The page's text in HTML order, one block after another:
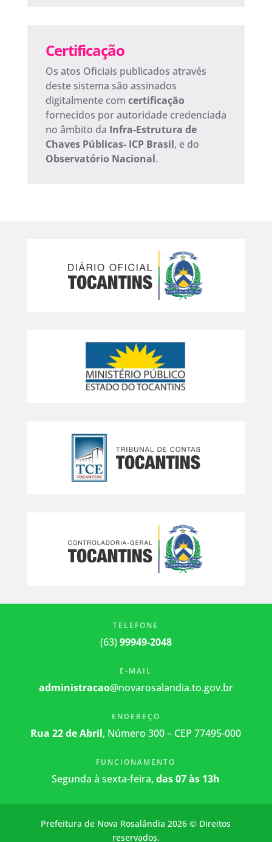
Certificação
Os atos Oficiais publicados através
deste sistema são assinados
digitalmente com certificação
fornecidos por autoridade credenciada
no âmbito da Infra-Estrutura de
Chaves Públicas- ICP Brasil, e do
Observatório Nacional.
TELEFONE
(63)99949-2048
E-MAIL
administracao@novarosalandia.to.gov.br
ENDEREÇO
Rua 22 de Abril, Número 300 – CEP 77495-000
FUNCIONAMENTO
Segunda à sexta-feira,das 07 às 13h
Prefeitura de Nova Rosalândia 2026 © Direitos
reservados.